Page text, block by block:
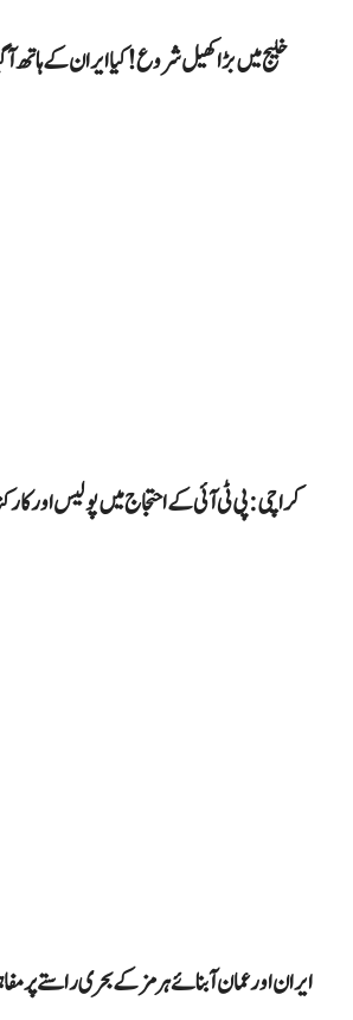
خلیج میں بڑا کھیل شروع! کیا ایران کے ہاتھ آ
کراچی: پی ٹی آئی کے احتجاج میں پولیس اور
ایران اور عمان آبنائے ہرمز کے بحری راستے